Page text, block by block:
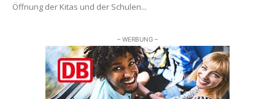
Öffnung der Kitas und der Schulen...
– WERBUNG –